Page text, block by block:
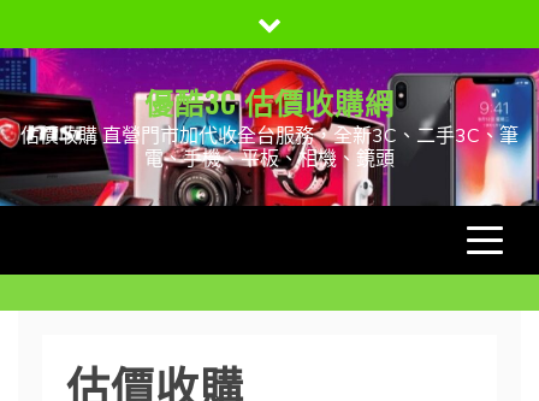
to
content
優酷3C 估價收購網
估價收購 直營門市加代收全台服務，全新3C、二手3C、筆
電、手機、平板、相機、鏡頭
估價收購